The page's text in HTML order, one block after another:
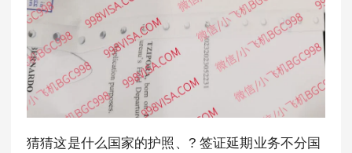
猜猜这是什么国家的护照、? 签证延期业务不分国